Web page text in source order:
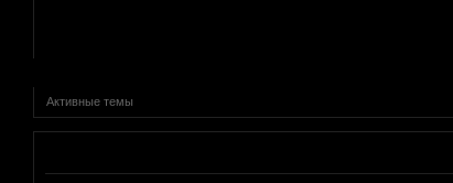
Активные темы